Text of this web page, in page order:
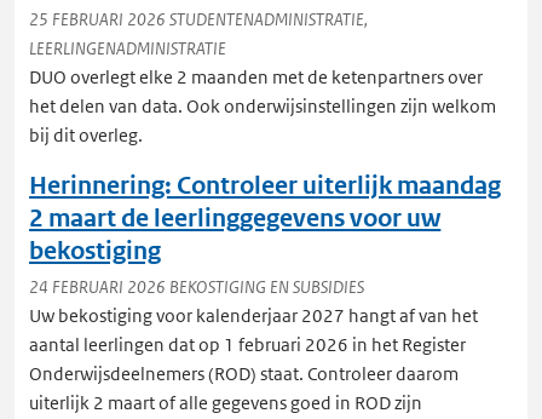
25 FEBRUARI 2026 STUDENTENADMINISTRATIE,
LEERLINGENADMINISTRATIE
DUO overlegt elke 2 maanden met de ketenpartners over
het delen van data. Ook onderwijsinstellingen zijn welkom
bij dit overleg.
Herinnering: Controleer uiterlijk maandag
2 maart de leerlinggegevens voor uw
bekostiging
24 FEBRUARI 2026 BEKOSTIGING EN SUBSIDIES
Uw bekostiging voor kalenderjaar 2027 hangt af van het
aantal leerlingen dat op 1 februari 2026 in het Register
Onderwijsdeelnemers (ROD) staat. Controleer daarom
uiterlijk 2 maart of alle gegevens goed in ROD zijn